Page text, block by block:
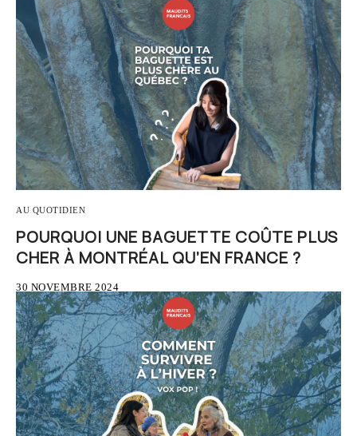
AU QUOTIDIEN
POURQUOI UNE BAGUETTE COÛTE PLUS
CHER À MONTRÉAL QU’EN FRANCE ?
30 NOVEMBRE 2024